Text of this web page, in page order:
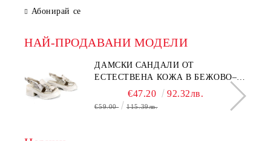
Абонирай се
НАЙ-ПРОДАВАНИ МОДЕЛИ
ДАМСКИ САНДАЛИ ОТ
ЕСТЕСТВЕНА КОЖА В БЕЖОВО–
МОДЕЛ NOVA.
€47.20 92.32лв.
€59.00 115.39лв.